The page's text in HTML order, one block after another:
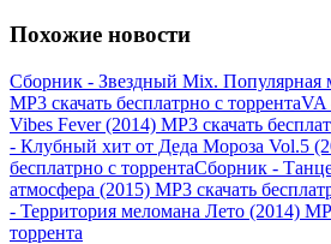
Похожие новости
Сборник - Звездный Mix. Популярная
MP3 скачать бесплатрно с торрентаVA
Vibes Fever (2014) MP3 скачать
- Клубный хит от Деда Мороза Vol.5
бесплатрно с торрентаСборник -
атмосфера (2015) MP3 скачать
- Территория меломана Лето (2014)
торрента